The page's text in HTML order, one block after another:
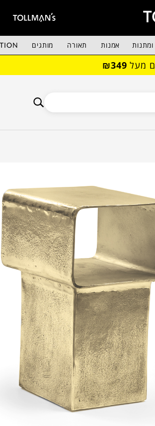
אמנות תאורה מותגים
מעל ₪349